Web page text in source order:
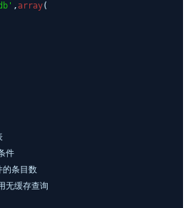
, array(
件
的条目数
无缓存查询